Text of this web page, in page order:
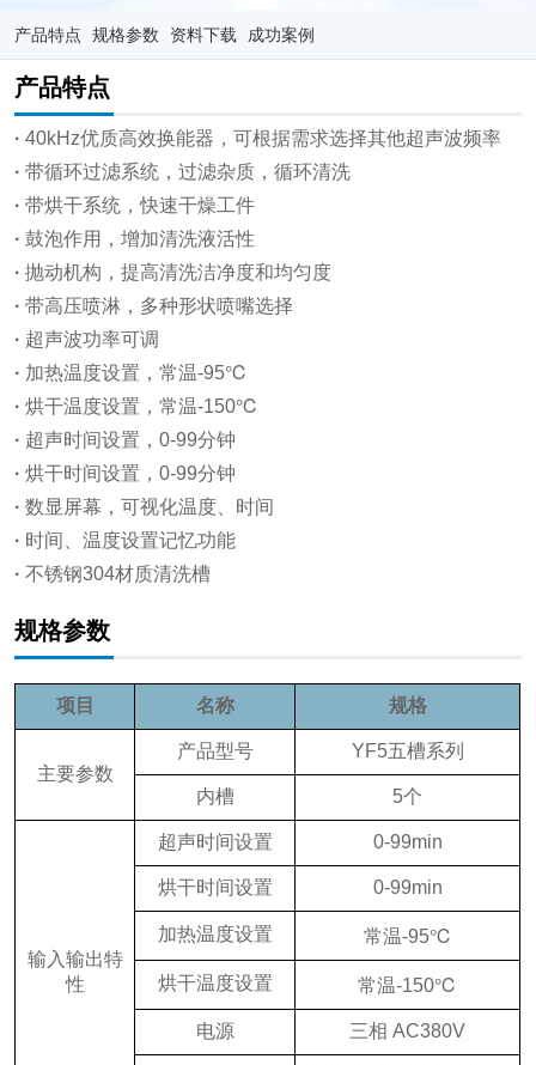
产品特点 规格参数 资料下载 成功案例
产品特点
·40kHz优质高效换能器，可根据需求选择其他超声波频率
·带循环过滤系统，过滤杂质，循环清洗
·带烘干系统，快速干燥工件
· 鼓泡作用，增加清洗液活性
· 抛动机构，提高清洗洁净度和均匀度
·带高压喷淋，多种形状喷嘴选择
· 超声波功率可调
· 加热温度设置，常温-95℃
·烘干温度设置，常温-150℃
· 超声时间设置，0-99分钟
·烘干时间设置，0-99分钟
·数显屏幕，可视化温度、时间
· 时间、温度设置记忆功能
·不锈钢304材质清洗槽
规格参数
项目 名称 规格
主要参数
产品型号 YF5五槽系列
内槽 5个
输入输出特
性
超声时间设置 0-99min
烘干时间设置 0-99min
加热温度设置 常温-95℃
烘干温度设置 常温-150℃
电源 三相 AC380V